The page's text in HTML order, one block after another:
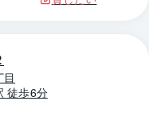
徒歩6分